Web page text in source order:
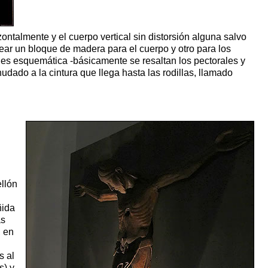
y el cuerpo vertical sin distorsión alguna salvo
un bloque de madera para el cuerpo y otro para los
esquemática -básicamente se resaltan los pectorales y
a la cintura que llega hasta las rodillas, llamado
en
al